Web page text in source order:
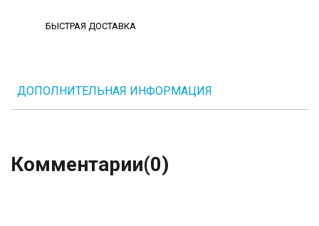
БЫСТРАЯ ДОСТАВКА
ДОПОЛНИТЕЛЬНАЯ ИНФОРМАЦИЯ
Комментарии(0)